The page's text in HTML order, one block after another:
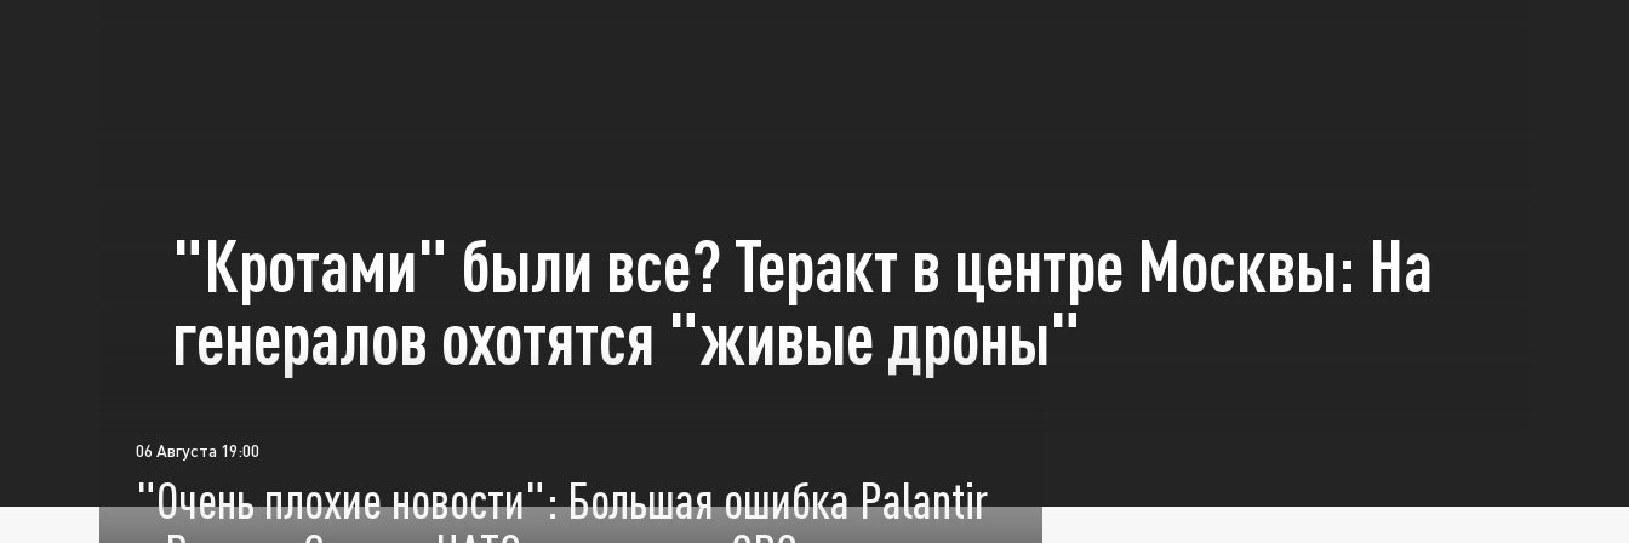
"Кротами" были все? Теракт в центре Москвы: На
генералов охотятся "живые дроны"
06 Августа 19:00
"Очень плохие новости": Большая ошибка Palantir